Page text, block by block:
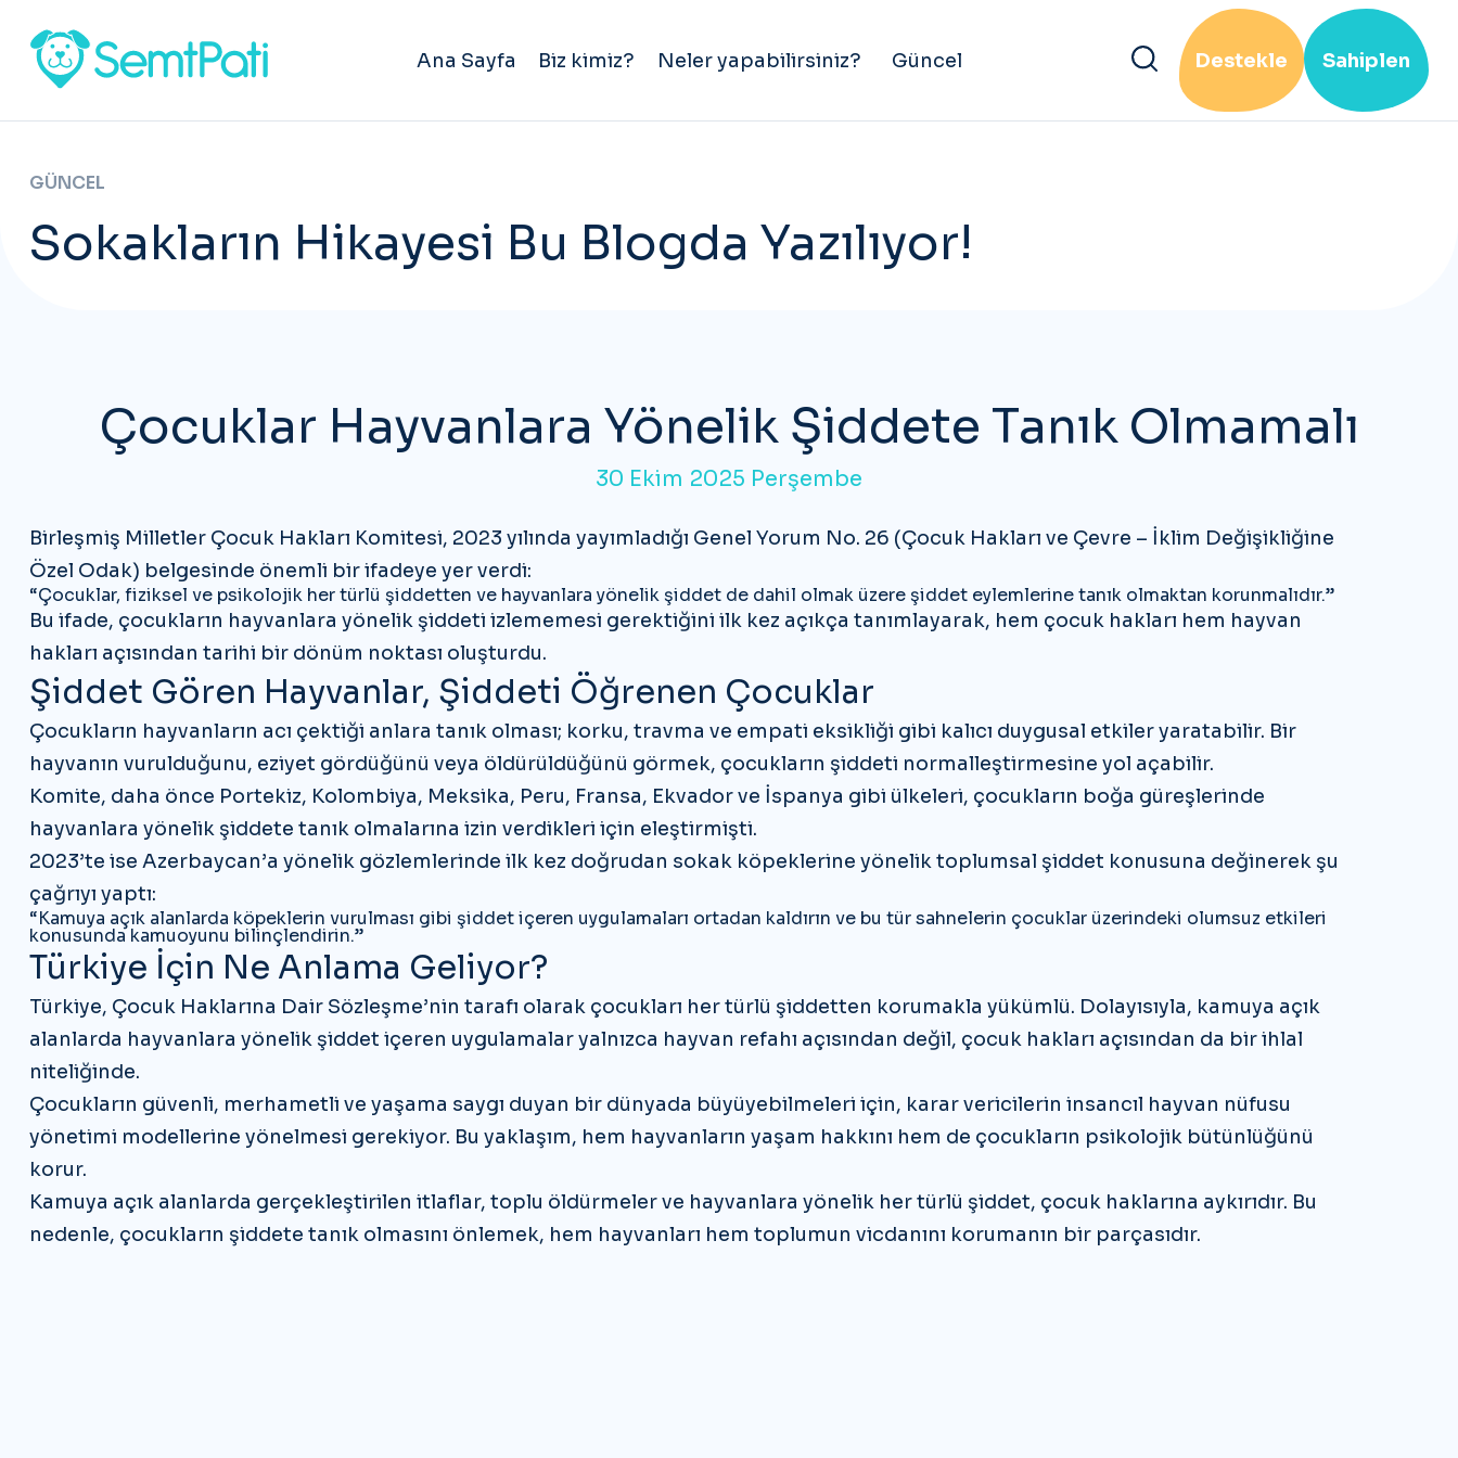
Ana Sayfa Biz kimiz? Neler yapabilirsiniz? Güncel Destekle Sahiplen
GÜNCEL
Sokakların Hikayesi Bu Blogda Yazılıyor!
Çocuklar Hayvanlara Yönelik Şiddete Tanık Olmamalı
30 Ekim 2025 Perşembe
Birleşmiş Milletler Çocuk Hakları Komitesi, 2023 yılında yayımladığı Genel Yorum No. 26 (Çocuk Hakları ve Çevre – İklim Değişikliğine
Özel Odak) belgesinde önemli bir ifadeye yer verdi:
“Çocuklar, fiziksel ve psikolojik her türlü şiddetten ve hayvanlara yönelik şiddet de dahil olmak üzere şiddet eylemlerine tanık olmaktan korunmalıdır.”
Bu ifade, çocukların hayvanlara yönelik şiddeti izlememesi gerektiğini ilk kez açıkça tanımlayarak, hem çocuk hakları hem hayvan
hakları açısından tarihi bir dönüm noktası oluşturdu.
Şiddet Gören Hayvanlar, Şiddeti Öğrenen Çocuklar
Çocukların hayvanların acı çektiği anlara tanık olması; korku, travma ve empati eksikliği gibi kalıcı duygusal etkiler yaratabilir. Bir
hayvanın vurulduğunu, eziyet gördüğünü veya öldürüldüğünü görmek, çocukların şiddeti normalleştirmesine yol açabilir.
Komite, daha önce Portekiz, Kolombiya, Meksika, Peru, Fransa, Ekvador ve İspanya gibi ülkeleri, çocukların boğa güreşlerinde
hayvanlara yönelik şiddete tanık olmalarına izin verdikleri için eleştirmişti.
2023’te ise Azerbaycan’a yönelik gözlemlerinde ilk kez doğrudan sokak köpeklerine yönelik toplumsal şiddet konusuna değinerek şu
çağrıyı yaptı:
“Kamuya açık alanlarda köpeklerin vurulması gibi şiddet içeren uygulamaları ortadan kaldırın ve bu tür sahnelerin çocuklar üzerindeki olumsuz etkileri
konusunda kamuoyunu bilinçlendirin.”
Türkiye İçin Ne Anlama Geliyor?
Türkiye, Çocuk Haklarına Dair Sözleşme’nin tarafı olarak çocukları her türlü şiddetten korumakla yükümlü. Dolayısıyla, kamuya açık
alanlarda hayvanlara yönelik şiddet içeren uygulamalar yalnızca hayvan refahı açısından değil, çocuk hakları açısından da bir ihlal
niteliğinde.
Çocukların güvenli, merhametli ve yaşama saygı duyan bir dünyada büyüyebilmeleri için, karar vericilerin insancıl hayvan nüfusu
yönetimi modellerine yönelmesi gerekiyor. Bu yaklaşım, hem hayvanların yaşam hakkını hem de çocukların psikolojik bütünlüğünü
korur.
Kamuya açık alanlarda gerçekleştirilen itlaflar, toplu öldürmeler ve hayvanlara yönelik her türlü şiddet, çocuk haklarına aykırıdır. Bu
nedenle, çocukların şiddete tanık olmasını önlemek, hem hayvanları hem toplumun vicdanını korumanın bir parçasıdır.